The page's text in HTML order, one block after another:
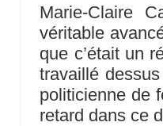
Marie-Claire
véritable
que c’était un
travaillé
politicienne de
retard dans ce